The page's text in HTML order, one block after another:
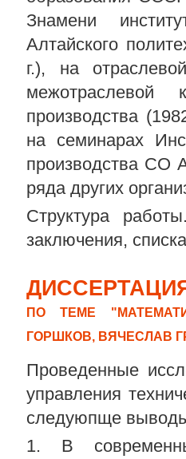
Знамени
Алтайского
г.), на
межотраслевой
производства
на семинарах
производства
ряда других
Структура
заключения,
ПО ТЕМЕ
ГОРШКОВ, ВЯЧЕСЛАВ
Проведенные
управления
следуюпще
1. В